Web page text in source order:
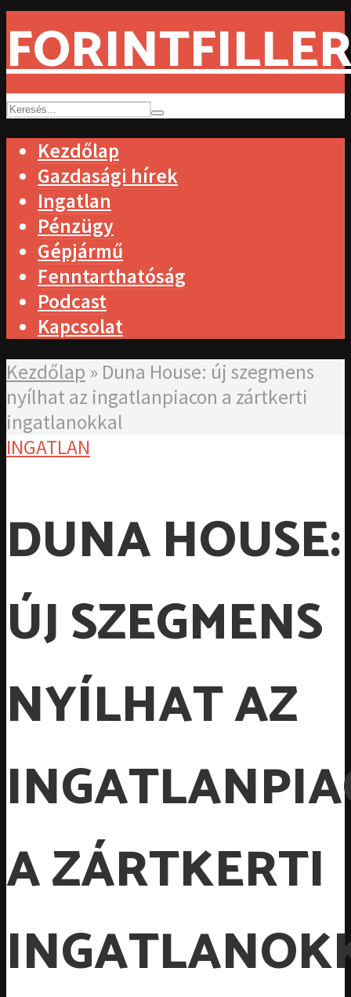
Kezdőlap
Gazdasági hírek
Ingatlan
Pénzügy
Gépjármű
Fenntarthatóság
Podcast
Kapcsolat
Kezdőlap » Duna House: új szegmens
nyílhat az ingatlanpiacon a zártkerti
ingatlanokkal
INGATLAN
DUNA HOUSE:
ÚJ SZEGMENS
NYÍLHAT AZ
A ZÁRTKERTI